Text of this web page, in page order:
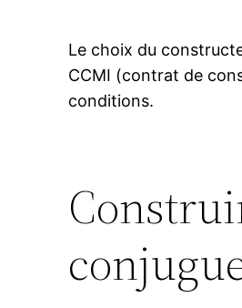
Le choix du
CCMI (contrat de
conditions.